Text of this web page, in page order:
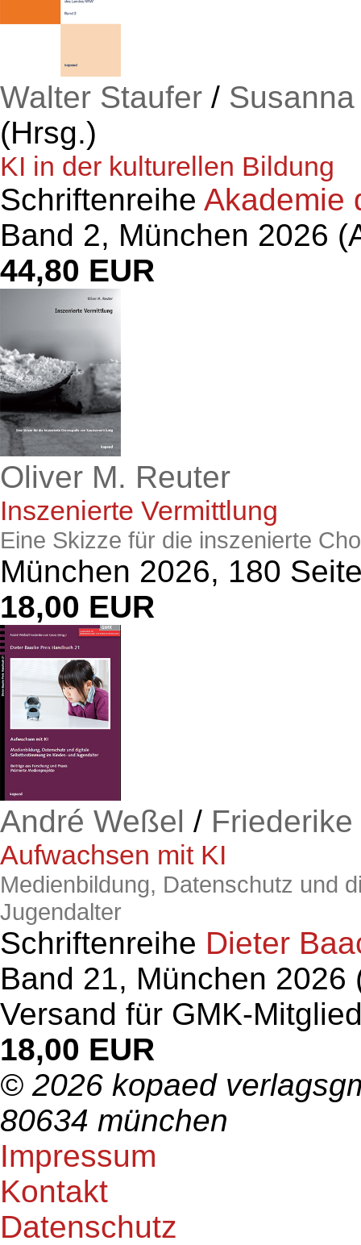
Walter Staufer /
(Hrsg.)
KI in der kulturellen Bildung
Schriftenreihe Akademie
Band 2, München 2026
44,80 EUR
Oliver M. Reuter
Inszenierte Vermittlung
Eine Skizze für die inszenierte
München 2026, 180
18,00 EUR
André Weßel /
Aufwachsen mit KI
Medienbildung, Datenschutz und
Jugendalter
Schriftenreihe Dieter
Band 21, München
Versand für GMK-
18,00 EUR
© 2026 kopaed
80634 münchen
Impressum
Kontakt
Datenschutz